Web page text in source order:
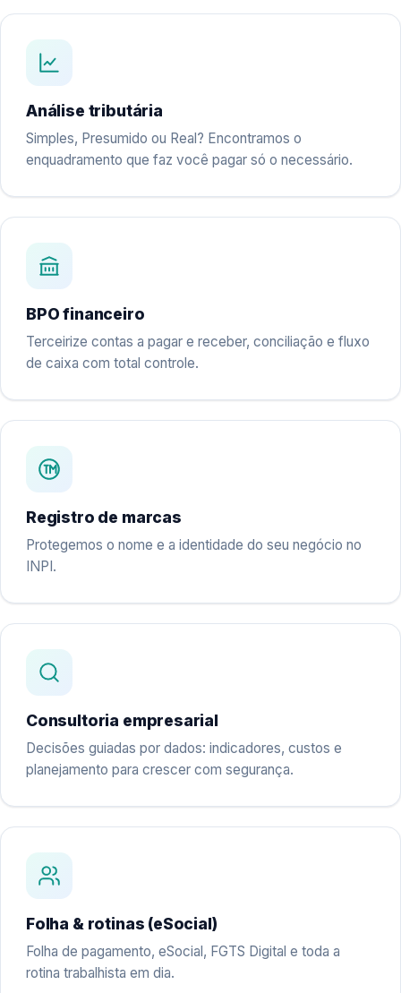
Análise tributária
Simples, Presumido ou Real? Encontramos o
enquadramento que faz você pagar só o necessário.
BPO financeiro
Terceirize contas a pagar e receber, conciliação e fluxo
de caixa com total controle.
Registro de marcas
Protegemos o nome e a identidade do seu negócio no
INPI.
Consultoria empresarial
Decisões guiadas por dados: indicadores, custos e
planejamento para crescer com segurança.
Folha & rotinas (eSocial)
Folha de pagamento, eSocial, FGTS Digital e toda a
rotina trabalhista em dia.